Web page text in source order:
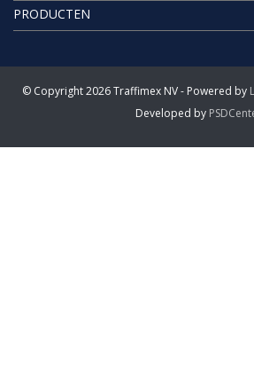
PRODUCTEN
© Copyright 2026 Traffimex NV - Powered by
Developed by